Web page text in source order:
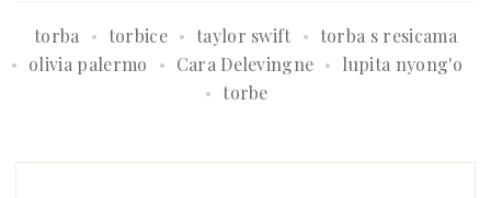
torba torbice taylor swift
torba s resicama
olivia palermo
Cara Delevingne
lupita nyong'o
torbe